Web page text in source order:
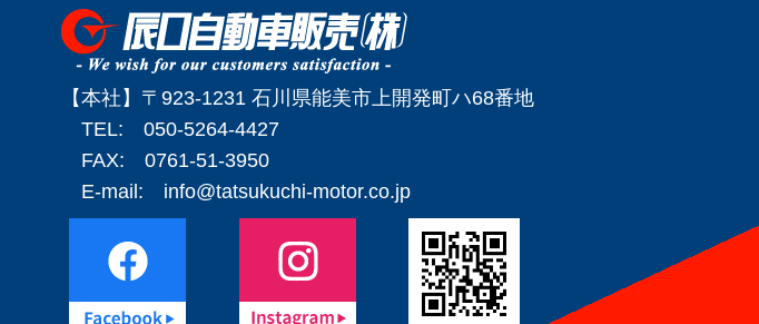
【本社】〒923-1231 石川県能美市上開発町ハ68番地
TEL: 050-5264-4427
FAX: 0761-51-3950
E-mail: info@tatsukuchi-motor.co.jp